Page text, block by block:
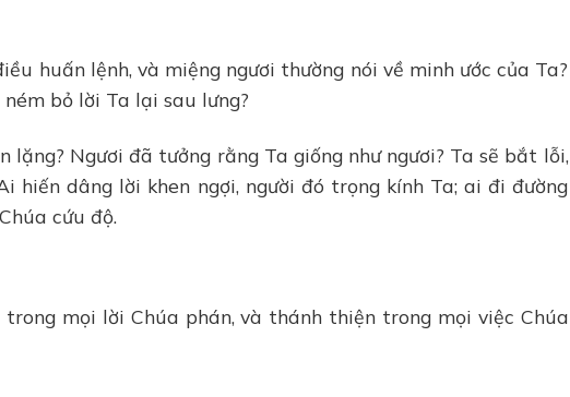
huấn lệnh, và miệng ngươi thường nói về minh ước của Ta?
bỏ lời Ta lại sau lưng?
lặng? Ngươi đã tưởng rằng Ta giống như ngươi? Ta sẽ bắt lỗi,
hiến dâng lời khen ngợi, người đó trọng kính Ta; ai đi đường
cứu độ.
mọi lời Chúa phán, và thánh thiện trong mọi việc Chúa